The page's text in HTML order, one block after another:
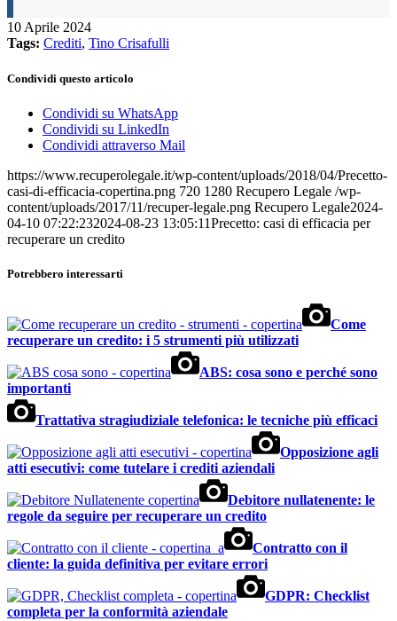
10 Aprile 2024
Tags: Crediti, Tino Crisafulli
Condividi questo articolo
Condividi su WhatsApp
Condividi su LinkedIn
Condividi attraverso Mail
https://www.recuperolegale.it/wp-content/uploads/2018/04/Precetto-
casi-di-efficacia-copertina.png 720 1280 Recupero Legale /wp-
content/uploads/2017/11/recuper-legale.png Recupero Legale2024-
04-10 07:22:232024-08-23 13:05:11Precetto: casi di efficacia per
recuperare un credito
Potrebbero interessarti
Come
recuperare un credito: i 5 strumenti più utilizzati
ABS: cosa sono e perché sono
importanti
Trattativa stragiudiziale telefonica: le tecniche più efficaci
Opposizione agli
atti esecutivi: come tutelare i crediti aziendali
Debitore nullatenente: le
regole da seguire per recuperare un credito
Contratto con il
cliente: la guida definitiva per evitare errori
GDPR: Checklist
completa per la conformità aziendale